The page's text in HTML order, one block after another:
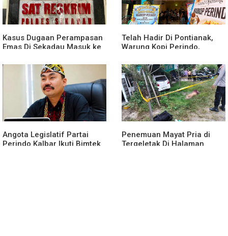
Kasus Dugaan Perampasan
Emas Di Sekadau Masuk ke
Telah Hadir Di Pontianak,
Warung Kopi Perindo,
dan Mendukung UMKM
Angota Legislatif Partai
Perindo Kalbar Ikuti Bimtek
Penemuan Mayat Pria di
Tergeletak Di Halaman